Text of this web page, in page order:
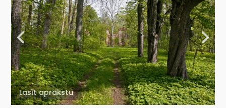
Lasīt aprakstu